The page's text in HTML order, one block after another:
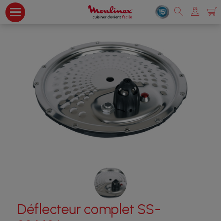
Déflecteur complet SS-